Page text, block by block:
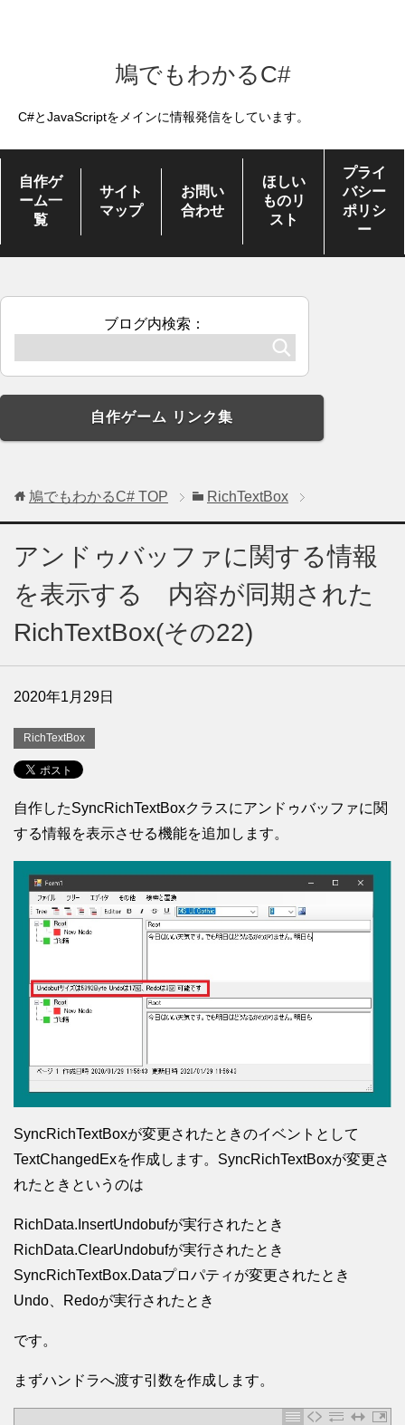
鳩でもわかるC#
C#とJavaScriptをメインに情報発信をしています。
自作ゲ
ーム一
覧
サイト
マップ
お問い
合わせ
ほしい
ものリ
スト
プライ
バシー
ポリシ
ー
ブログ内検索：
自作ゲーム リンク集
鳩でもわかるC# TOP RichTextBox
アンドゥバッファに関する情報
を表示する 内容が同期された
RichTextBox(その22)
2020年1月29日
RichTextBox
自作したSyncRichTextBoxクラスにアンドゥバッファに関
する情報を表示させる機能を追加します。
SyncRichTextBoxが変更されたときのイベントとして
TextChangedExを作成します。SyncRichTextBoxが変更さ
れたときというのは
RichData.InsertUndobufが実行されたとき
RichData.ClearUndobufが実行されたとき
SyncRichTextBox.Dataプロパティが変更されたとき
Undo、Redoが実行されたとき
です。
まずハンドラへ渡す引数を作成します。